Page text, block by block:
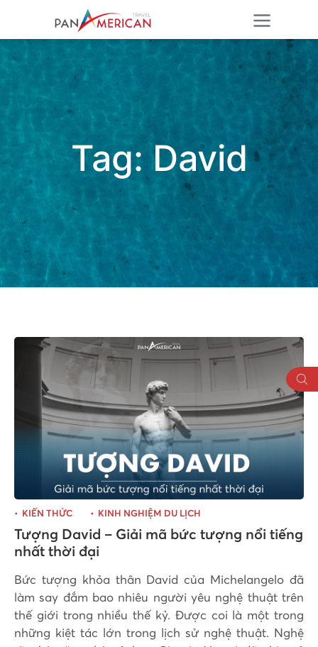
Tag:David
KIẾN THỨC KINH NGHIỆM DU LỊCH
Tượng David – Giải mã bức tượng nổi tiếng
nhất thời đại
Bức tượng khỏa thân David của Michelangelo đã
làm say đắm bao nhiêu người yêu nghệ thuật trên
thế giới trong nhiều thế kỷ. Được coi là một trong
những kiệt tác lớn trong lịch sử nghệ thuật. Nghệ